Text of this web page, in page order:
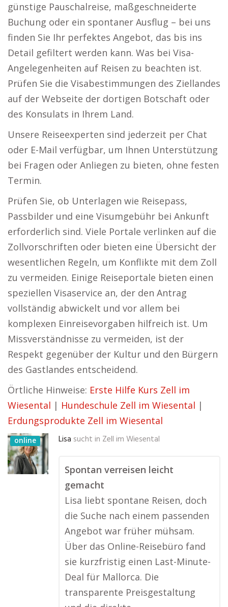
günstige Pauschalreise, maßgeschneiderte
Buchung oder ein spontaner Ausflug – bei uns
finden Sie Ihr perfektes Angebot, das bis ins
Detail gefiltert werden kann. Was bei Visa-
Angelegenheiten auf Reisen zu beachten ist.
Prüfen Sie die Visabestimmungen des Ziellandes
auf der Webseite der dortigen Botschaft oder
des Konsulats in Ihrem Land.
Unsere Reiseexperten sind jederzeit per Chat
oder E-Mail verfügbar, um Ihnen Unterstützung
bei Fragen oder Anliegen zu bieten, ohne festen
Termin.
Prüfen Sie, ob Unterlagen wie Reisepass,
Passbilder und eine Visumgebühr bei Ankunft
erforderlich sind. Viele Portale verlinken auf die
Zollvorschriften oder bieten eine Übersicht der
wesentlichen Regeln, um Konflikte mit dem Zoll
zu vermeiden. Einige Reiseportale bieten einen
speziellen Visaservice an, der den Antrag
vollständig abwickelt und vor allem bei
komplexen Einreisevorgaben hilfreich ist. Um
Missverständnisse zu vermeiden, ist der
Respekt gegenüber der Kultur und den Bürgern
des Gastlandes entscheidend.
Örtliche Hinweise: Erste Hilfe Kurs Zell im
Wiesental | Hundeschule Zell im Wiesental |
Erdungsprodukte Zell im Wiesental
online Lisa sucht in Zell im Wiesental
Spontan verreisen leicht
gemacht
Lisa liebt spontane Reisen, doch
die Suche nach einem passenden
Angebot war früher mühsam.
Über das Online-Reisebüro fand
sie kurzfristig einen Last-Minute-
Deal für Mallorca. Die
transparente Preisgestaltung